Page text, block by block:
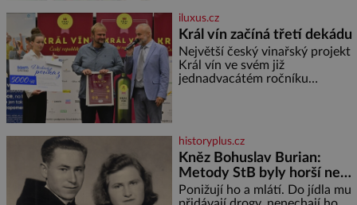
cibule 2 lžíce
iluxus.cz
Král vín začíná třetí dekádu
Největší český vinařský projekt
Král vín ve svém již
jednadvacátém ročníku
historyplus.cz
Kněz Bohuslav Burian:
Metody StB byly horší než
gestapácké trýznění
Ponižují ho a mlátí. Do jídla mu